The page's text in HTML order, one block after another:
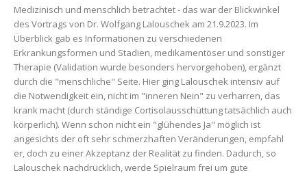
Medizinisch und menschlich betrachtet - das war der Blickwinkel
des Vortrags von Dr. Wolfgang Lalouschek am 21.9.2023. Im
Überblick gab es Informationen zu verschiedenen
Erkrankungsformen und Stadien, medikamentöser und sonstiger
Therapie (Validation wurde besonders hervorgehoben), ergänzt
durch die "menschliche" Seite. Hier ging Lalouschek intensiv auf
die Notwendigkeit ein, nicht im "inneren Nein" zu verharren, das
krank macht (durch ständige Cortisolausschüttung tatsächlich auch
körperlich). Wenn schon nicht ein "glühendes Ja" möglich ist
angesichts der oft sehr schmerzhaften Veränderungen, empfahl
er, doch zu einer Akzeptanz der Realität zu finden. Dadurch, so
Lalouschek nachdrücklich, werde Spielraum frei um gute